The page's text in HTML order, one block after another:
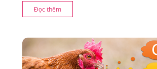
sử d
Đọc thêm